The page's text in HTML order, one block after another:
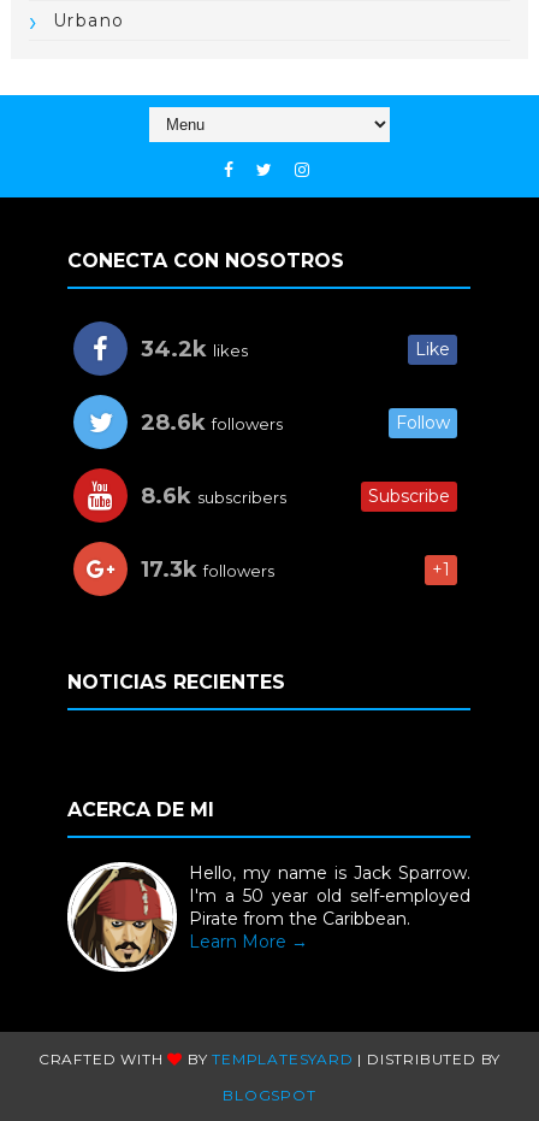
Urbano
CONECTA CON NOSOTROS
34.2k likes Like
28.6k followers Follow
8.6k subscribers Subscribe
17.3k followers +1
NOTICIAS RECIENTES
ACERCA DE MI
Hello, my name is Jack Sparrow.
I'm a 50 year old self-employed
Pirate from the Caribbean.
Learn More →
CRAFTED WITH BYTEMPLATESYARD | DISTRIBUTED BY
BLOGSPOT